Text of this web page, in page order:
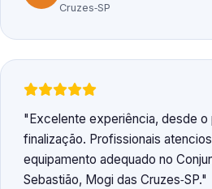
Cruzes‑SP
Excelente experiência, desde
finalização. Profissionais
equipamento adequado no
Sebastião, Mogi das Cruzes‑SP.